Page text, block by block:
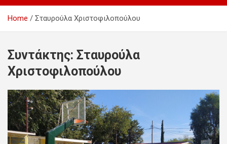
Home Σταυρούλα Χριστοφιλοπούλου
Συντάκτης: Σταυρούλα
Χριστοφιλοπούλου